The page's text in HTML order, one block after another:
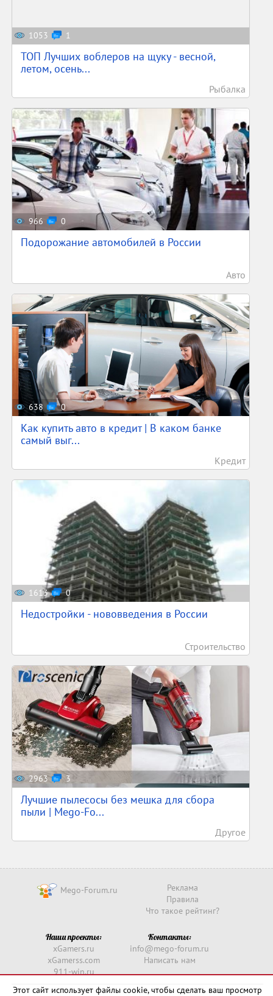
1053 1
ТОП Лучших воблеров на щуку - весной,
летом, осень...
Рыбалка
966 0
Подорожание автомобилей в России
Авто
638 0
Как купить авто в кредит | В каком банке
самый выг...
Кредит
1613 0
Недостройки - нововведения в России
Строительство
2963 3
Лучшие пылесосы без мешка для сбора
пыли | Mego-Fo...
Другое
Mego-Forum.ru
Реклама
Правила
Что такое рейтинг?
Наши проекты:
xGamers.ru
xGamerss.com
911-win.ru
Контакты:
info@mego-forum.ru
Написать нам
Этот сайт использует файлы cookie, чтобы сделать ваш просмотр